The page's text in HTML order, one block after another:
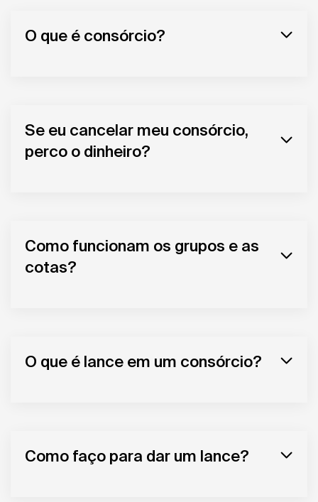
O que é consórcio?
Se eu cancelar meu consórcio,
perco o dinheiro?
Como funcionam os grupos e as
cotas?
O que é lance em um consórcio?
Como faço para dar um lance?